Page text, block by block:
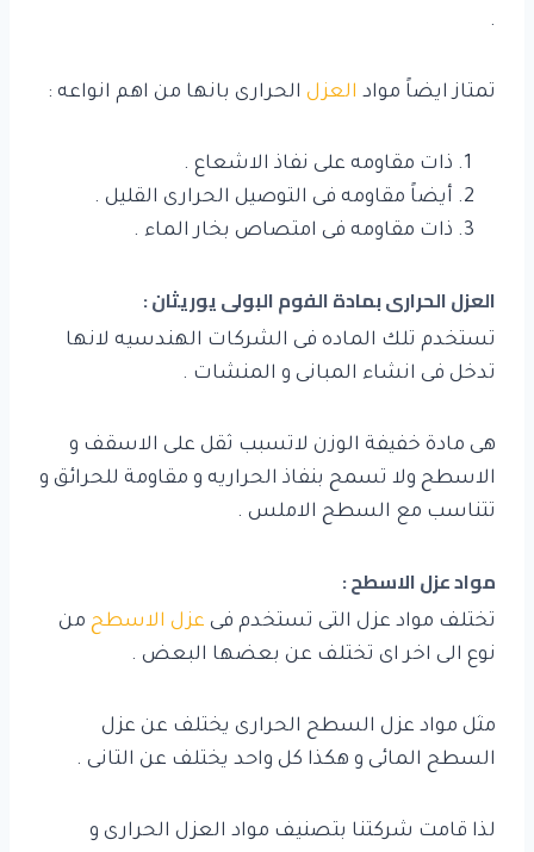
.
تمتاز ايضاً مواد العزل الحرارى بانها من اهم انواعه :
ذات مقاومه على نفاذ الاشعاع .
أيضاً مقاومه فى التوصيل الحرارى القليل .
ذات مقاومه فى امتصاص بخار الماء .
العزل الحرارى بمادة الفوم البولى يوريثان :
تستخدم تلك الماده فى الشركات الهندسيه لانها
تدخل فى انشاء المبانى و المنشات .
هى مادة خفيفة الوزن لاتسبب ثقل على الاسقف و
الاسطح ولا تسمح بنفاذ الحراريه و مقاومة للحرائق و
تتناسب مع السطح الاملس .
مواد عزل الاسطح :
تختلف مواد عزل التى تستخدم فى عزل الاسطح من
نوع الى اخر اى تختلف عن بعضها البعض .
مثل مواد عزل السطح الحرارى يختلف عن عزل
السطح المائى و هكذا كل واحد يختلف عن التانى .
لذا قامت شركتنا بتصنيف مواد العزل الحرارى و